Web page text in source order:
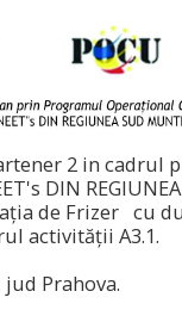
2 in cadrul
DIN
de Frizer cu
activității A3.1.
Prahova.